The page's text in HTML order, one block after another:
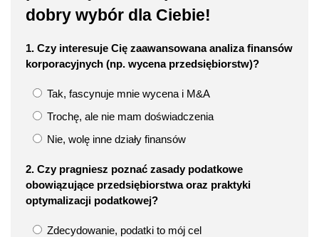
dobry wybór dla Ciebie!
1. Czy interesuje Cię zaawansowana analiza finansów
korporacyjnych (np. wycena przedsiębiorstw)?
Tak, fascynuje mnie wycena i M&A
Trochę, ale nie mam doświadczenia
Nie, wolę inne działy finansów
2. Czy pragniesz poznać zasady podatkowe
obowiązujące przedsiębiorstwa oraz praktyki
optymalizacji podatkowej?
Zdecydowanie, podatki to mój cel